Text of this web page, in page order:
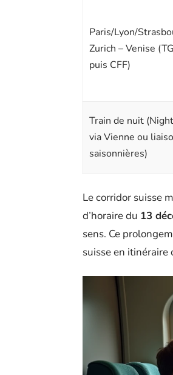
Paris/Lyon/
Zurich – Venise
puis CFF)
Train de nuit
via Vienne ou
saisonnières)
Le corridor suisse
d’horaire du 13
sens. Ce
suisse en